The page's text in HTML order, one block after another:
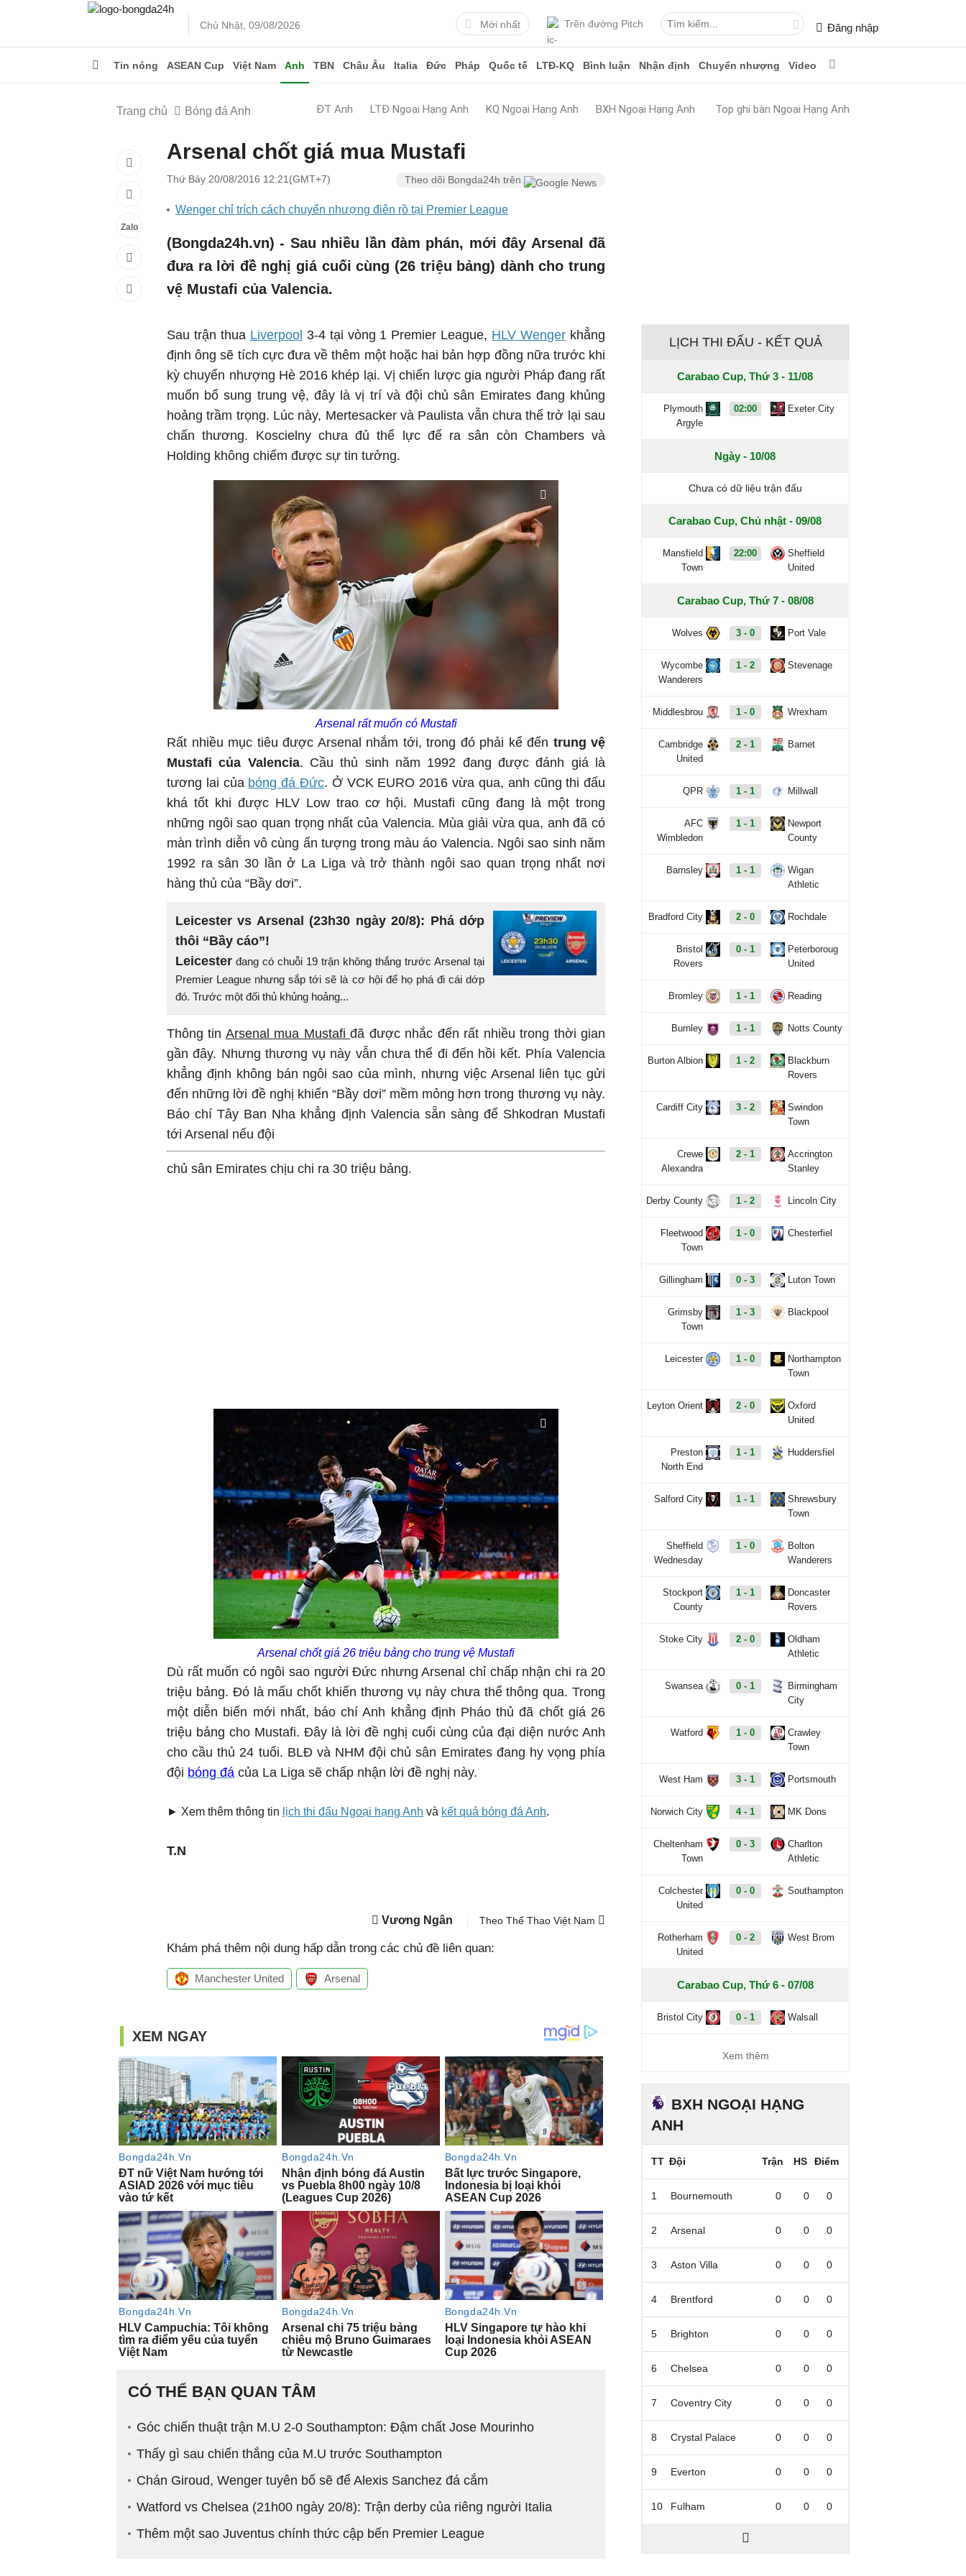
Chủ Nhật, 09/08/2026 Mới nhất Trên đường Pitch Đăng nhập
Tin nóng ASEAN Cup Việt Nam Anh TBN Châu Âu Italia Đức Pháp Quốc tế LTĐ-KQ Bình luận Nhận định Chuyển nhượng Video
Trang chủ Bóng đá Anh ĐT Anh LTĐ Ngoại Hạng Anh KQ Ngoại Hạng Anh BXH Ngoại Hạng Anh Top ghi bàn Ngoại Hạng Anh
Zalo
Arsenal chốt giá mua Mustafi
Thứ Bảy 20/08/2016 12:21(GMT+7) Theo dõi Bongda24h trên
Wenger chỉ trích cách chuyển nhượng điên rồ tại Premier League
(Bongda24h.vn) - Sau nhiều lần đàm phán, mới đây Arsenal đã
đưa ra lời đề nghị giá cuối cùng (26 triệu bảng) dành cho trung
vệ Mustafi của Valencia.
Sau trận thua Liverpool 3-4 tại vòng 1 Premier League, HLV Wenger khẳng
định ông sẽ tích cực đưa về thêm một hoặc hai bản hợp đồng nữa trước khi
kỳ chuyển nhượng Hè 2016 khép lại. Vị chiến lược gia người Pháp đang rất
muốn bổ sung trung vệ, đây là vị trí và đội chủ sân Emirates đang khủng
hoảng trầm trọng. Lúc này, Mertesacker và Paulista vẫn chưa thể trở lại sau
chấn thương. Koscielny chưa đủ thể lực để ra sân còn Chambers và
Holding không chiếm được sự tin tưởng.
Arsenal rất muốn có Mustafi
Rất nhiều mục tiêu được Arsenal nhắm tới, trong đó phải kể đến trung vệ
Mustafi của Valencia. Cầu thủ sinh năm 1992 đang được đánh giá là
tương lai của bóng đá Đức. Ở VCK EURO 2016 vừa qua, anh cũng thi đấu
khá tốt khi được HLV Low trao cơ hội. Mustafi cũng đang là một trong
những ngôi sao quan trọng nhất của Valencia. Mùa giải vừa qua, anh đã có
màn trình diễn vô cùng ấn tượng trong màu áo Valencia. Ngôi sao sinh năm
1992 ra sân 30 lần ở La Liga và trở thành ngôi sao quan trọng nhất nơi
hàng thủ của “Bầy dơi”.
Leicester vs Arsenal (23h30 ngày 20/8): Phá dớp
thôi “Bầy cáo”!
Leicester đang có chuỗi 19 trận không thắng trước Arsenal tại
Premier League nhưng sắp tới sẽ là cơ hội để họ phá đi cái dớp
đó. Trước một đối thủ khủng hoảng...
Thông tin Arsenal mua Mustafiđã được nhắc đến rất nhiều trong thời gian
gần đây. Nhưng thương vụ này vẫn chưa thể đi đến hồi kết. Phía Valencia
khẳng định không bán ngôi sao của mình, nhưng việc Arsenal liên tục gửi
đến những lời đề nghị khiến “Bầy dơi” mềm mỏng hơn trong thương vụ này.
Báo chí Tây Ban Nha khẳng định Valencia sẵn sàng để Shkodran Mustafi
tới Arsenal nếu đội
chủ sân Emirates chịu chi ra 30 triệu bảng.
Arsenal chốt giá 26 triệu bảng cho trung vệ Mustafi
Dù rất muốn có ngôi sao người Đức nhưng Arsenal chỉ chấp nhận chi ra 20
triệu bảng. Đó là mấu chốt khiến thương vụ này chưa thể thông qua. Trong
một diễn biến mới nhất, báo chí Anh khẳng định Pháo thủ đã chốt giá 26
triệu bảng cho Mustafi. Đây là lời đề nghị cuối cùng của đại diện nước Anh
cho cầu thủ 24 tuổi. BLĐ và NHM đội chủ sân Emirates đang hy vọng phía
đội bóng đá của La Liga sẽ chấp nhận lời đề nghị này.
► Xem thêm thông tin lịch thi đấu Ngoại hạng Anh và kết quả bóng đá Anh.
T.N
Vương Ngân Theo Thể Thao Việt Nam
Khám phá thêm nội dung hấp dẫn trong các chủ đề liên quan:
Manchester United Arsenal
CÓ THỂ BẠN QUAN TÂM
Góc chiến thuật trận M.U 2-0 Southampton: Đậm chất Jose Mourinho
Thấy gì sau chiến thắng của M.U trước Southampton
Chán Giroud, Wenger tuyên bố sẽ để Alexis Sanchez đá cắm
Watford vs Chelsea (21h00 ngày 20/8): Trận derby của riêng người Italia
Thêm một sao Juventus chính thức cập bến Premier League
LỊCH THI ĐẤU - KẾT QUẢ
Carabao Cup, Thứ 3 - 11/08
Plymouth
Argyle
02:00 Exeter City
Ngày - 10/08
Chưa có dữ liệu trận đấu
Carabao Cup, Chủ nhật - 09/08
Mansfield
Town
22:00
Sheffield
United
Carabao Cup, Thứ 7 - 08/08
Wolves 3 - 0 Port Vale
Wycombe
Wanderers
1 - 2 Stevenage
Middlesbrou 1 - 0 Wrexham
Cambridge
United
2 - 1 Barnet
QPR 1 - 1 Millwall
AFC
Wimbledon
1 - 1
Newport
County
Barnsley 1 - 1
Wigan
Athletic
Bradford City 2 - 0 Rochdale
Bristol
Rovers
0 - 1
Peterboroug
United
Bromley 1 - 1 Reading
Burnley 1 - 1 Notts County
Burton Albion 1 - 2
Blackburn
Rovers
Cardiff City 3 - 2
Swindon
Town
Crewe
Alexandra
2 - 1
Accrington
Stanley
Derby County 1 - 2 Lincoln City
Fleetwood
Town
1 - 0 Chesterfiel
Gillingham 0 - 3 Luton Town
Grimsby
Town
1 - 3 Blackpool
Leicester 1 - 0
Northampton
Town
Leyton Orient 2 - 0
Oxford
United
Preston
North End
1 - 1 Huddersfiel
Salford City 1 - 1
Shrewsbury
Town
Sheffield
Wednesday
1 - 0
Bolton
Wanderers
Stockport
County
1 - 1
Doncaster
Rovers
Stoke City 2 - 0
Oldham
Athletic
Swansea 0 - 1
Birmingham
City
Watford 1 - 0
Crawley
Town
West Ham 3 - 1 Portsmouth
Norwich City 4 - 1 MK Dons
Cheltenham
Town
0 - 3
Charlton
Athletic
Colchester
United
0 - 0 Southampton
Rotherham
United
0 - 2 West Brom
Carabao Cup, Thứ 6 - 07/08
Bristol City 0 - 1 Walsall
Xem thêm
BXH NGOẠI HẠNG
ANH
TT Đội Trận HS Điểm
1 Bournemouth 0 0 0
2 Arsenal 0 0 0
3 Aston Villa 0 0 0
4 Brentford 0 0 0
5 Brighton 0 0 0
6 Chelsea 0 0 0
7 Coventry City 0 0 0
8 Crystal Palace 0 0 0
9 Everton 0 0 0
10 Fulham 0 0 0